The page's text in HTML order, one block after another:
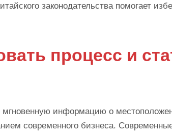
законодательства помогает
процесс и
информацию о
современного бизнеса.